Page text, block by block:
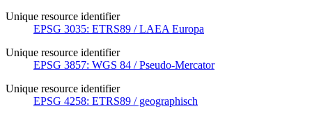
Unique resource identifier
EPSG 3035: ETRS89 / LAEA Europa
Unique resource identifier
EPSG 3857: WGS 84 / Pseudo-Mercator
Unique resource identifier
EPSG 4258: ETRS89 / geographisch